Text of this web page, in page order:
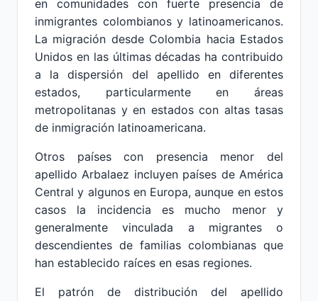
en comunidades con fuerte presencia de
inmigrantes colombianos y latinoamericanos.
La migración desde Colombia hacia Estados
Unidos en las últimas décadas ha contribuido
a la dispersión del apellido en diferentes
estados, particularmente en áreas
metropolitanas y en estados con altas tasas
de inmigración latinoamericana.
Otros países con presencia menor del
apellido Arbalaez incluyen países de América
Central y algunos en Europa, aunque en estos
casos la incidencia es mucho menor y
generalmente vinculada a migrantes o
descendientes de familias colombianas que
han establecido raíces en esas regiones.
El patrón de distribución del apellido